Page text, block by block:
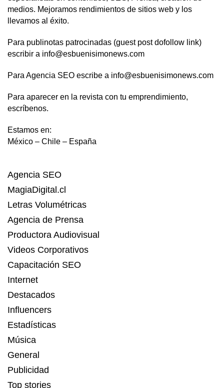
medios. Mejoramos rendimientos de sitios web y los
llevamos al éxito.
Para publinotas patrocinadas (guest post dofollow link)
escribir a info@esbuenisimonews.com
Para Agencia SEO escribe a info@esbuenisimonews.com
Para aparecer en la revista con tu emprendimiento,
escríbenos.
Estamos en:
México – Chile – España
Agencia SEO
MagiaDigital.cl
Letras Volumétricas
Agencia de Prensa
Productora Audiovisual
Videos Corporativos
Capacitación SEO
Internet
Destacados
Influencers
Estadísticas
Música
General
Publicidad
Top stories